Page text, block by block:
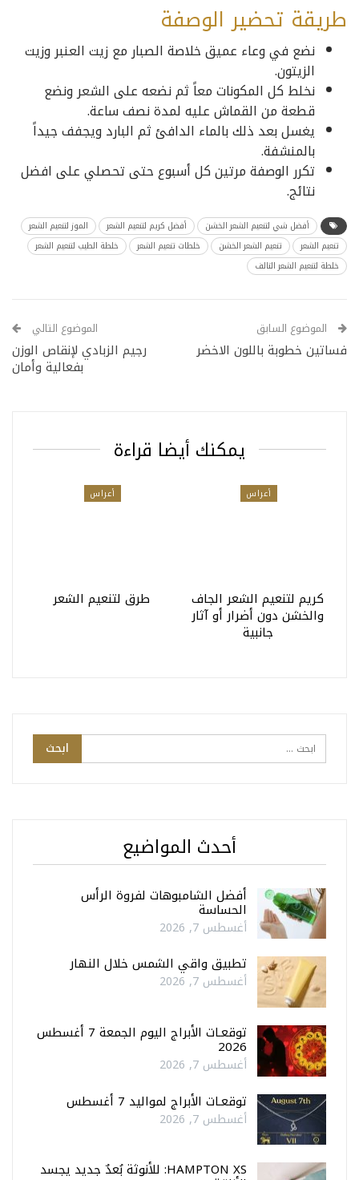
طريقة تحضير الوصفة
نضع في وعاء عميق خلاصة الصبار مع زيت العنبر وزيت
الزيتون.
نخلط كل المكونات معاً ثم نضعه على الشعر ونضع
قطعة من القماش عليه لمدة نصف ساعة.
يغسل بعد ذلك بالماء الدافئ ثم البارد ويجفف جيداً
بالمنشفة.
تكرر الوصفة مرتين كل أسبوع حتى تحصلي على افضل
نتائج.
أفضل شي لتنعيم الشعر الخشن أفضل كريم لتنعيم الشعر
الموز لتنعيم الشعر
تنعيم الشعر
تنعيم الشعر الخشن خلطات تنعيم الشعر
خلطة الطيب لتنعيم الشعر
خلطة لتنعيم الشعر التالف
الموضوع السابق
فساتين خطوبة باللون الاخضر
الموضوع التالي
رجيم الزبادي لإنقاص الوزن
بفعالية وأمان
يمكنك أيضا قراءة
أعراس
كريم لتنعيم الشعر الجاف
والخشن دون أضرار أو آثار
جانبية
أعراس
طرق لتنعيم الشعر
أحدث المواضيع
أفضل الشامبوهات لفروة الرأس
الحساسة
أغسطس 7, 2026
تطبيق واقي الشمس خلال النهار
أغسطس 7, 2026
توقعـات الأبراج اليوم الجمعة 7 أغسطس
2026
أغسطس 7, 2026
توقعـات الأبراج لمواليد 7 أغسطس
أغسطس 7, 2026
HAMPTON XS: للأنوثة بُعدٌ جديد يجسد